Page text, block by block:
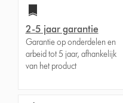
2-5 jaar garantie
Garantie op onderdelen en
arbeid tot 5 jaar, afhankelijk
van het product